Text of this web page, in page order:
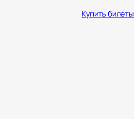
Купить билеты